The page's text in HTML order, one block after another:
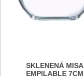
SKLENENÁ MISA
EMPILABLE 7CM